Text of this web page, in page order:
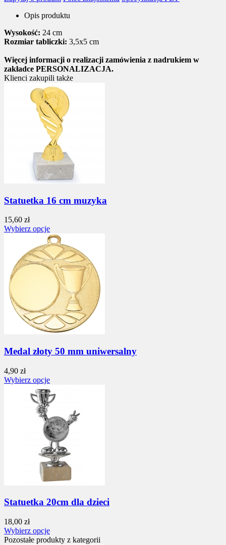
Opis produktu
Wysokość: 24 cm
Rozmiar tabliczki: 3,5x5 cm
Więcej informacji o realizacji zamówienia z nadrukiem w
zakładce PERSONALIZACJA.
Klienci zakupili także
Statuetka 16 cm muzyka
15,60 zł
Wybierz opcje
Medal złoty 50 mm uniwersalny
4,90 zł
Wybierz opcje
Statuetka 20cm dla dzieci
18,00 zł
Wybierz opcje
Pozostałe produkty z kategorii